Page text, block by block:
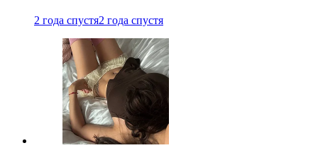
2 года спустя2 года спустя